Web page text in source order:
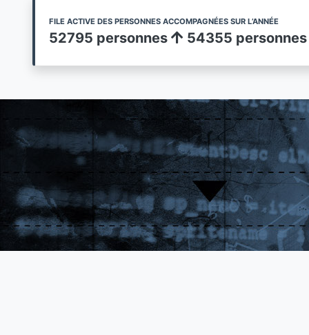
FILE ACTIVE DES PERSONNES ACCOMPAGNÉES SUR L’ANNÉE
52795 personnes 54355 personnes